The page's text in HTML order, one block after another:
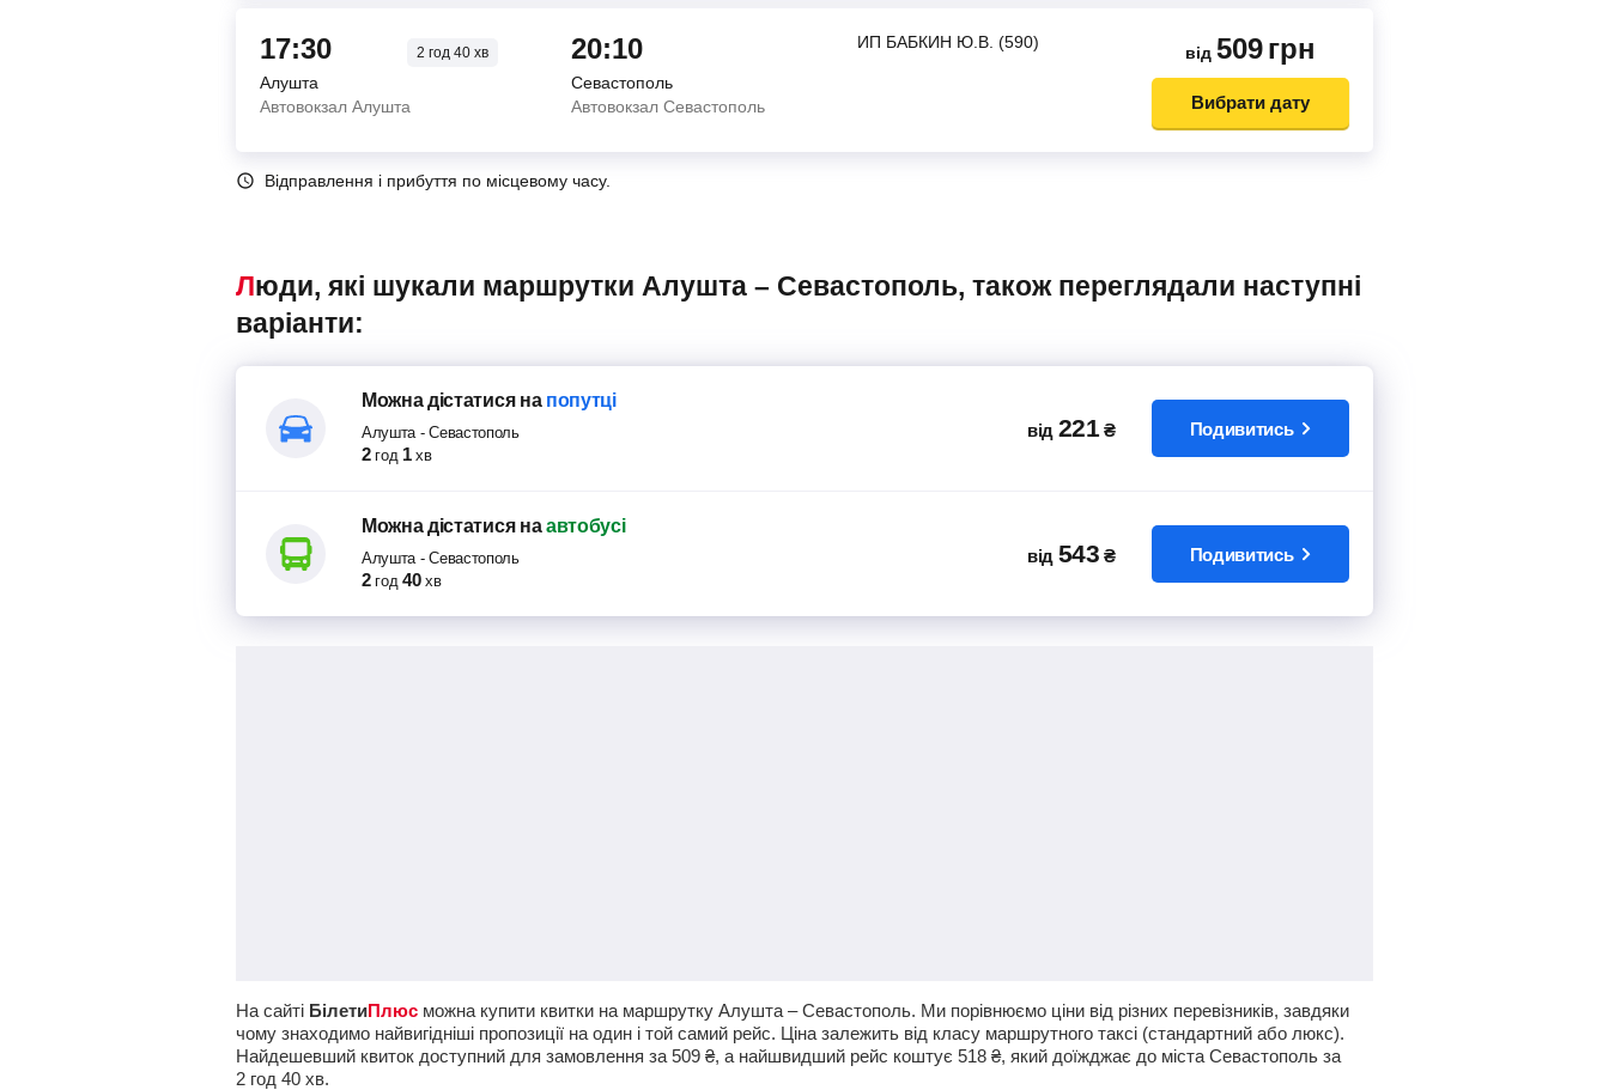
17:30 2 год40 хв
Алушта
Автовокзал Алушта
20:10
Севастополь
Автовокзал Севастополь
ИП БАБКИН Ю.В. (590)
від 509грн
Вибрати дату
Відправлення і прибуття по місцевому часу.
Люди, які шукали маршрутки Алушта – Севастополь, також переглядали наступні
варіанти:
Можна дістатисяна попутці
Алушта-Севастополь
2 год 1 хв
від 221 ₴ Подивитись
Можна дістатисяна автобусі
Алушта-Севастополь
2 год 40 хв
від 543 ₴ Подивитись
На сайті БілетиПлюс можна купити квитки на маршрутку Алушта – Севастополь. Ми порівнюємо ціни від різних перевізників, завдяки
чому знаходимо найвигідніші пропозиції на один і той самий рейс. Ціна залежить від класу маршрутного таксі (стандартний або люкс).
Найдешевший квиток доступний для замовлення за 509 ₴, а найшвидший рейс коштує 518 ₴, який доїжджає до міста Севастополь за
2 год 40 хв.